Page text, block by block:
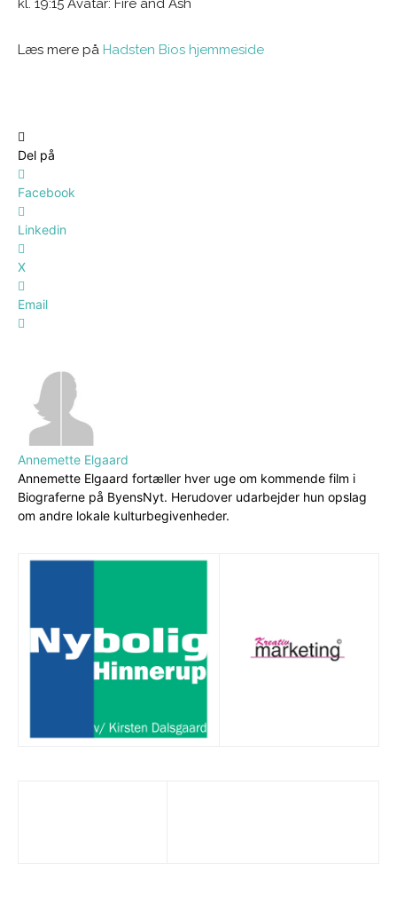
kl. 19:15 Avatar: Fire and Ash
Læs mere på Hadsten Bios hjemmeside
Del på
Facebook
Linkedin
X
Email
Annemette Elgaard
Annemette Elgaard fortæller hver uge om kommende film i
Biograferne på ByensNyt. Herudover udarbejder hun opslag
om andre lokale kulturbegivenheder.